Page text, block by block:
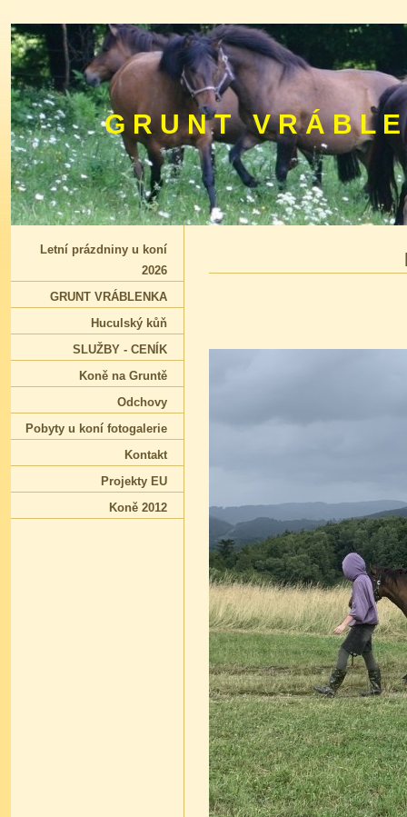
G R U N T V R Á B L
Letní prázdniny u koní
2026
GRUNT VRÁBLENKA
Huculský kůň
SLUŽBY - CENÍK
Koně na Gruntě
Odchovy
Pobyty u koní fotogalerie
Kontakt
Projekty EU
Koně 2012